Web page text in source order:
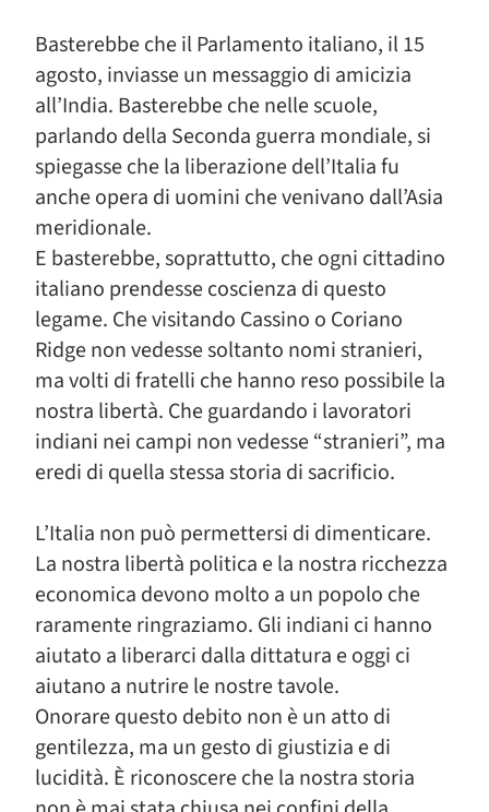
Basterebbe che il Parlamento italiano, il 15
agosto, inviasse un messaggio di amicizia
all’India. Basterebbe che nelle scuole,
parlando della Seconda guerra mondiale, si
spiegasse che la liberazione dell’Italia fu
anche opera di uomini che venivano dall’Asia
meridionale.
E basterebbe, soprattutto, che ogni cittadino
italiano prendesse coscienza di questo
legame. Che visitando Cassino o Coriano
Ridge non vedesse soltanto nomi stranieri,
ma volti di fratelli che hanno reso possibile la
nostra libertà. Che guardando i lavoratori
indiani nei campi non vedesse “stranieri”, ma
eredi di quella stessa storia di sacrificio.
L’Italia non può permettersi di dimenticare.
La nostra libertà politica e la nostra ricchezza
economica devono molto a un popolo che
raramente ringraziamo. Gli indiani ci hanno
aiutato a liberarci dalla dittatura e oggi ci
aiutano a nutrire le nostre tavole.
Onorare questo debito non è un atto di
gentilezza, ma un gesto di giustizia e di
lucidità. È riconoscere che la nostra storia